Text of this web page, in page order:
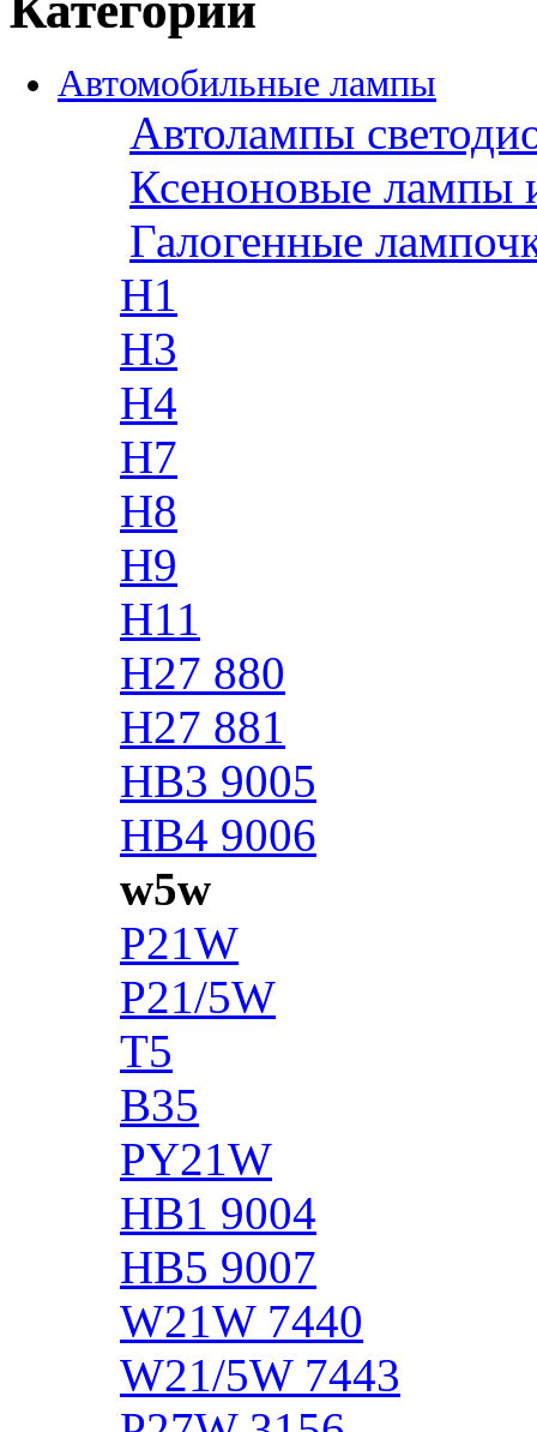
Автомобильные лампы
Автолампы
Ксеноновые лампы
Галогенные
H1
H3
H4
H7
H8
H9
H11
H27 880
H27 881
HB3 9005
HB4 9006
w5w
P21W
P21/5W
T5
B35
PY21W
HB1 9004
HB5 9007
W21W 7440
W21/5W 7443